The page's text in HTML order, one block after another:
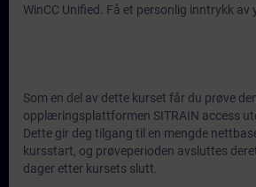
WinCC Unified. Få et personlig inntrykk av
Som en del av dette kurset får du prøve
opplæringsplattformen SITRAIN access
Dette gir deg tilgang til en mengde
kursstart, og prøveperioden avsluttes
dager etter kursets slutt.